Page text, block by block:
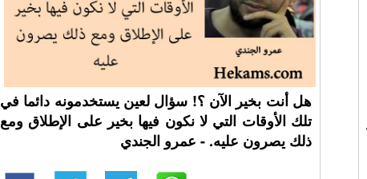
هل أنت بخير الآن ؟! سؤال لعين يستخدمونه دائما في
تلك الأوقات التي لا نكون فيها بخير على الإطلاق ومع
ذلك يصرون عليه. - عمرو الجندي